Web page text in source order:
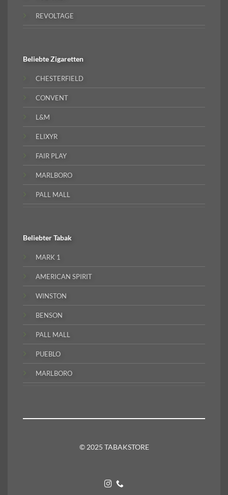
REVOLTAGE
BeliebteZigaretten
CHESTERFIELD
CONVENT
L&M
ELIXYR
FAIR PLAY
MARLBORO
PALL MALL
BeliebterTabak
MARK 1
AMERICAN SPIRIT
WINSTON
BENSON
PALL MALL
PUEBLO
MARLBORO
© 2025 TABAKSTORE